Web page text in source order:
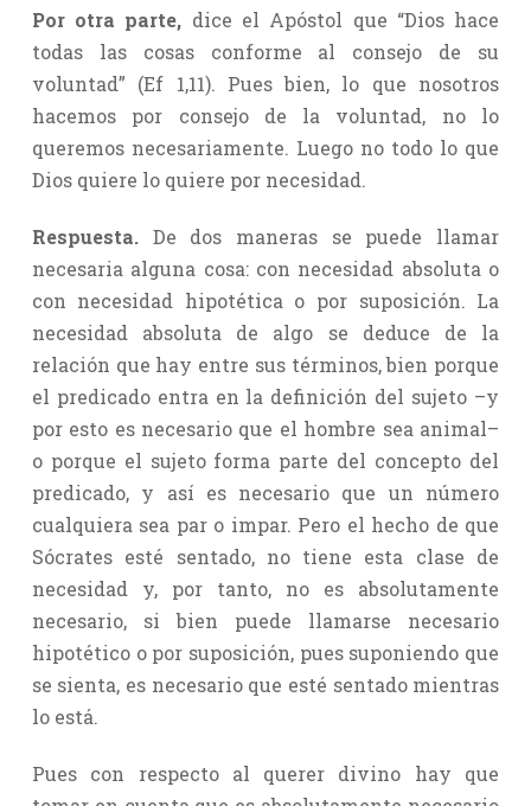
Por otra parte, dice el Apóstol que “Dios hace
todas las cosas conforme al consejo de su
voluntad” (Ef 1,11). Pues bien, lo que nosotros
hacemos por consejo de la voluntad, no lo
queremos necesariamente. Luego no todo lo que
Dios quiere lo quiere por necesidad.
Respuesta. De dos maneras se puede llamar
necesaria alguna cosa: con necesidad absoluta o
con necesidad hipotética o por suposición. La
necesidad absoluta de algo se deduce de la
relación que hay entre sus términos, bien porque
el predicado entra en la definición del sujeto –y
por esto es necesario que el hombre sea animal–
o porque el sujeto forma parte del concepto del
predicado, y así es necesario que un número
cualquiera sea par o impar. Pero el hecho de que
Sócrates esté sentado, no tiene esta clase de
necesidad y, por tanto, no es absolutamente
necesario, si bien puede llamarse necesario
hipotético o por suposición, pues suponiendo que
se sienta, es necesario que esté sentado mientras
lo está.
Pues con respecto al querer divino hay que